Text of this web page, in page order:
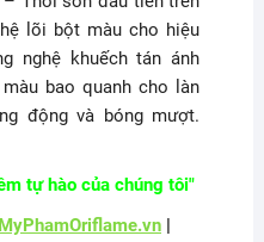
lõi bột màu cho hiệu
nghệ khuếch tán ánh
bao quanh cho làn
động và bóng mượt.
tự hào của chúng tôi"
MyPhamOriflame.vn|